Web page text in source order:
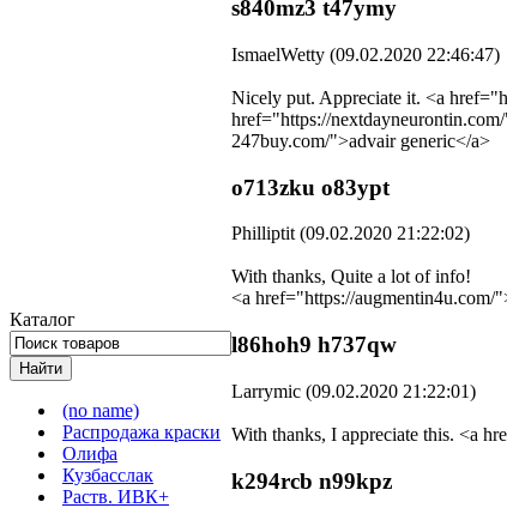
Каталог
(no name)
Распродажа краски
Олифа
Кузбасслак
Раств. ИВК+
s840mz3 t47ymy
IsmaelWetty (09.02.2020 22:46:47)
Nicely put. Appreciate it. <a
href="https://
247buy.com/">advair generic</a>
o713zku o83ypt
Philliptit (09.02.2020 21:22:02)
With thanks, Quite a lot of info!
<a href="https://
l86hoh9 h737qw
Larrymic (09.02.2020 21:22:01)
With thanks, I appreciate this. <a
k294rcb n99kpz